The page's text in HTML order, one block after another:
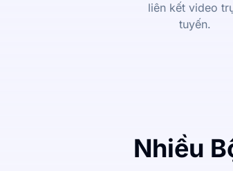
liên kết video
tuyến.
Nhiều